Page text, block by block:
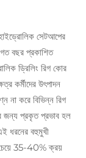
সেটআপের
গত বছর প্রকাশিত
ড্রিলিং রিগ কোর
কর্মীদের উৎপাদন
না করে বিভিন্ন রিগ
জন্য প্রকৃত প্রভাব হল
ধরনের বহুমুখী
চেয়ে 35-40% ক্রয়